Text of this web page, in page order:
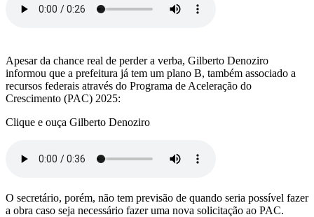
Apesar da chance real de perder a verba, Gilberto Denoziro
informou que a prefeitura já tem um plano B, também associado a
recursos federais através do Programa de Aceleração do
Crescimento (PAC) 2025:
Clique e ouça Gilberto Denoziro
O secretário, porém, não tem previsão de quando seria possível fazer
a obra caso seja necessário fazer uma nova solicitação ao PAC.